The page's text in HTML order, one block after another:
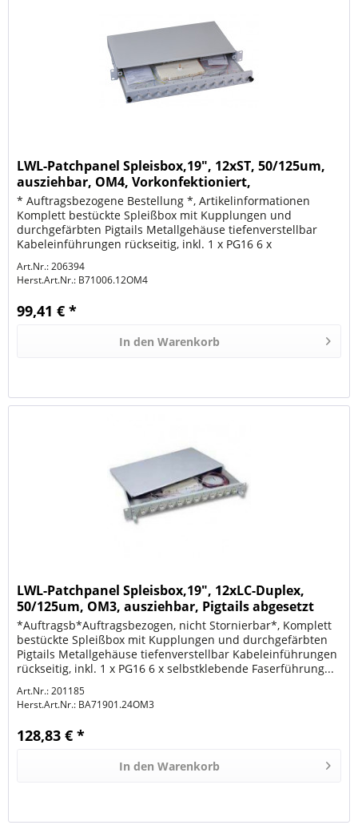
LWL-Patchpanel Spleisbox,19", 12xST, 50/125um,
ausziehbar, OM4, Vorkonfektioniert,
* Auftragsbezogene Bestellung *, Artikelinformationen
Komplett bestückte Spleißbox mit Kupplungen und
durchgefärbten Pigtails Metallgehäuse tiefenverstellbar
Kabeleinführungen rückseitig, inkl. 1 x PG16 6 x
Art.Nr.: 206394
Herst.Art.Nr.: B71006.12OM4
99,41 € *
In den Warenkorb
LWL-Patchpanel Spleisbox,19", 12xLC-Duplex,
50/125um, OM3, ausziehbar, Pigtails abgesetzt
*Auftragsb*Auftragsbezogen, nicht Stornierbar*, Komplett
bestückte Spleißbox mit Kupplungen und durchgefärbten
Pigtails Metallgehäuse tiefenverstellbar Kabeleinführungen
rückseitig, inkl. 1 x PG16 6 x selbstklebende Faserführung...
Art.Nr.: 201185
Herst.Art.Nr.: BA71901.24OM3
128,83 € *
In den Warenkorb